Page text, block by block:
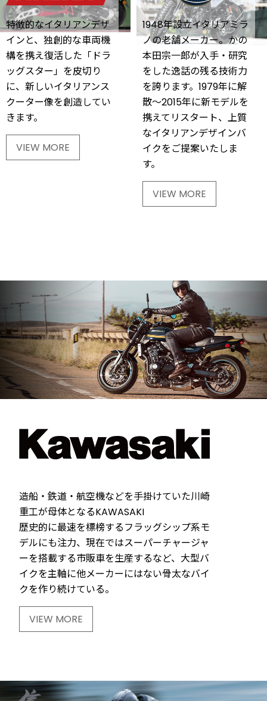
特徴的なイタリアンデザ
インと、独創的な車両機
構を携え復活した「ドラ
ッグスター」を皮切り
に、新しいイタリアンス
クーター像を創造してい
きます。
VIEW MORE
1948年設立イタリアミラ
ノの老舗メーカー。かの
本田宗一郎が入手・研究
をした逸話の残る技術力
を誇ります。1979年に解
散～2015年に新モデルを
携えてリスタート、上質
なイタリアンデザインバ
イクをご提案いたしま
す。
VIEW MORE
造船・鉄道・航空機などを手掛けていた川崎
重工が母体となるKAWASAKI
歴史的に最速を標榜するフラッグシップ系モ
デルにも注力、現在ではスーパーチャージャ
ーを搭載する市販車を生産するなど、大型バ
イクを主軸に他メーカーにはない骨太なバイ
クを作り続けている。
VIEW MORE